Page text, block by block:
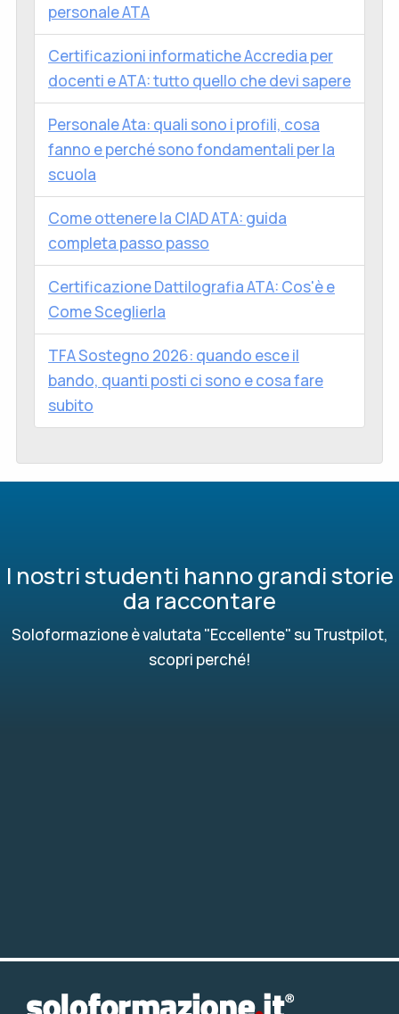
personale ATA
Certificazioni informatiche Accredia per
docenti e ATA: tutto quello che devi sapere
Personale Ata: quali sono i profili, cosa
fanno e perché sono fondamentali per la
scuola
Come ottenere la CIAD ATA: guida
completa passo passo
Certificazione Dattilografia ATA: Cos'è e
Come Sceglierla
TFA Sostegno 2026: quando esce il
bando, quanti posti ci sono e cosa fare
subito
I nostri studenti hanno grandi storie
da raccontare
Soloformazione è valutata "Eccellente" su Trustpilot,
scopri perché!